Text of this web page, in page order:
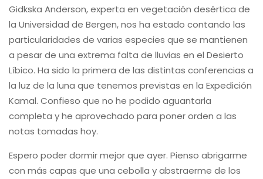
Gidkska Anderson, experta en vegetación desértica de
la Universidad de Bergen, nos ha estado contando las
particularidades de varias especies que se mantienen
a pesar de una extrema falta de lluvias en el Desierto
Líbico. Ha sido la primera de las distintas conferencias a
la luz de la luna que tenemos previstas en la Expedición
Kamal. Confieso que no he podido aguantarla
completa y he aprovechado para poner orden a las
notas tomadas hoy.
Espero poder dormir mejor que ayer. Pienso abrigarme
con más capas que una cebolla y abstraerme de los